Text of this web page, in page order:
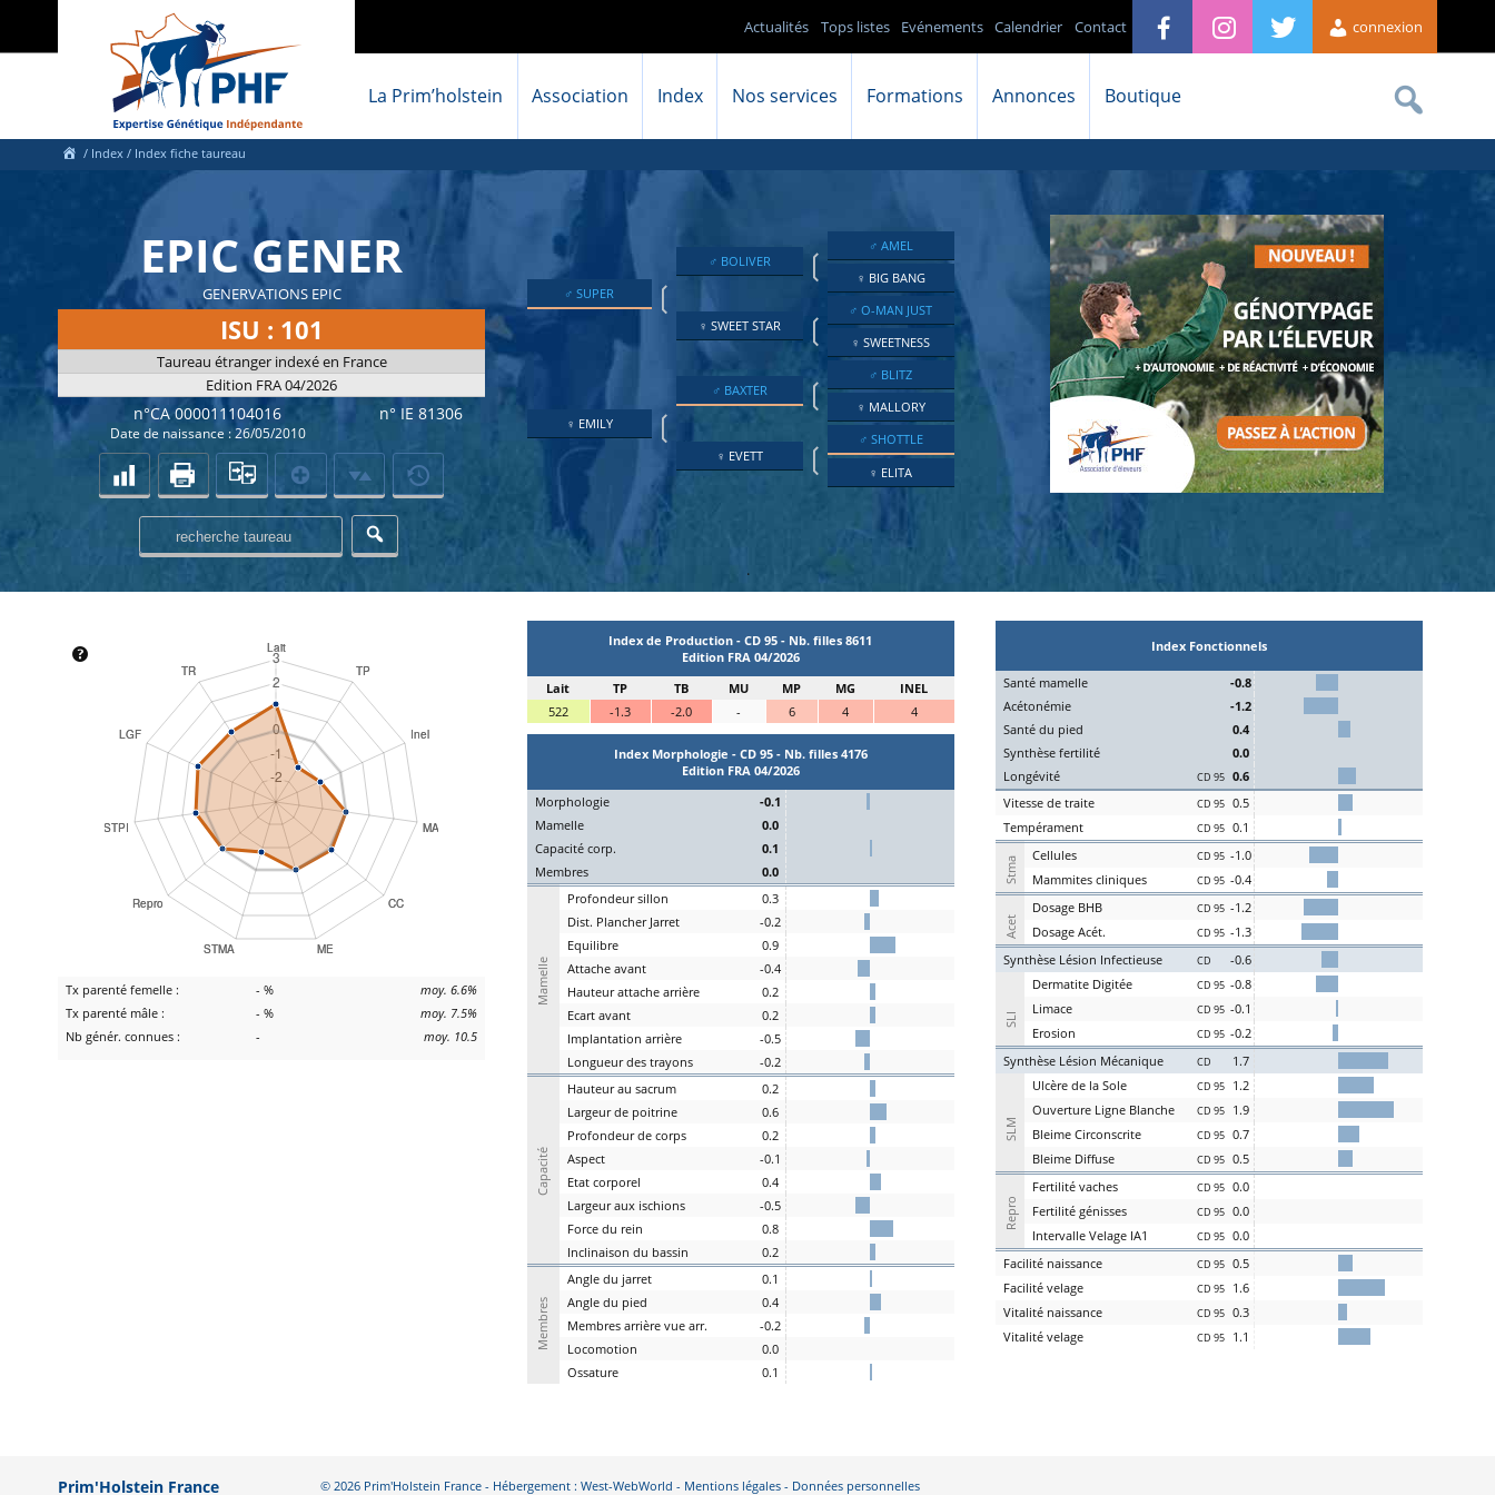
connexion
Contact
Calendrier
Evénements
Tops listes
Actualités
La Prim’holstein Association Index Nos services Formations Annonces Boutique
/ Index / Index fiche taureau
EPIC GENER
GENERVATIONS EPIC
ISU : 101
Taureau étranger indexé en France
Edition FRA 04/2026
n°CA 000011104016 n° IE 81306
Date de naissance : 26/05/2010
♂ SUPER ❲
♂ BOLIVER ❲
♂ AMEL
♀ BIG BANG
♀ SWEET STAR ❲
♂ O-MAN JUST
♀ SWEETNESS
♀ EMILY ❲
♂ BAXTER ❲
♂ BLITZ
♀ MALLORY
♀ EVETT ❲
♂ SHOTTLE
♀ ELITA
.
Tx parenté femelle : - %
moy. 6.6%
Tx parenté mâle :
- %
moy. 7.5%
Nb génér. connues :
- moy. 10.5
Index de Production - CD 95 - Nb. filles 8611
Edition FRA 04/2026
Lait
TP TB MU MP MG
INEL
522
-1.3 -2.0 - 6 4 4
Index Morphologie - CD 95 - Nb. filles 4176
Edition FRA 04/2026
Morphologie
-0.1
Mamelle
0.0
Capacité corp.
0.1
Membres 0.0
Mamelle
Profondeursillon
0.3
Dist. Plancher Jarret
-0.2
Equilibre
0.9
Attache avant
-0.4
Hauteurattache arrière
0.2
Ecart avant
0.2
Implantation arrière
-0.5
Longueur des trayons -0.2
Capacité
Hauteur au sacrum
0.2
Largeur de poitrine
0.6
Profondeur de corps
0.2
Aspect
-0.1
Etat corporel
0.4
Largeur aux ischions
-0.5
Force du rein
0.8
Inclinaison du bassin 0.2
Membres
Angle du jarret
0.1
Angle du pied
0.4
Membres arrière vue arr.
-0.2
Locomotion
0.0
Ossature 0.1
Index Fonctionnels
Santé mamelle
-0.8
Acétonémie
-1.2
Santé du pied
0.4
Synthèsefertilité
0.0
Longévité CD 95 0.6
Vitesse detraite CD 95 0.5
Tempérament CD 95 0.1
Stma Cellules CD 95 -1.0
Mammitescliniques CD 95 -0.4
Acet
Dosage BHB CD 95 -1.2
DosageAcét. CD 95 -1.3
Synthèse Lésion Infectieuse CD -0.6
SLI
Dermatite Digitée CD 95 -0.8
Limace CD 95 -0.1
Erosion CD 95 -0.2
Synthèse Lésion Mécanique CD 1.7
SLM
Ulcère de laSole CD 95
1.2
Ouverture Ligne Blanche CD 95
1.9
BleimeCirconscrite CD 95 0.7
Bleime Diffuse CD 95 0.5
Repro
Fertilitévaches CD 95 0.0
Fertilitégénisses CD 95 0.0
IntervalleVelage IA1 CD 95 0.0
Facilité naissance CD 95 0.5
Facilitévelage CD 95
1.6
Vitalité naissance CD 95 0.3
Vitalitévelage CD 95 1.1
Prim'Holstein France © 2026 Prim'Holstein France - Hébergement : West-WebWorld - Mentions légales- Données personnelles